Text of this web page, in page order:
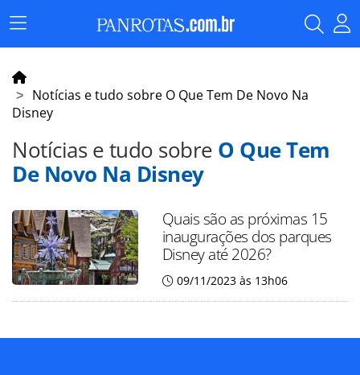
Menu
Principal
Notícias e tudo sobre O Que Tem De Novo Na
Disney
Notícias e tudo sobre O Que Tem
De Novo Na Disney
Quais são as próximas 15
inaugurações dos parques
Disney até 2026?
09/11/2023 às 13h06